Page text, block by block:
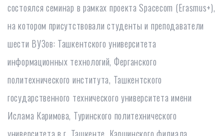
состоялся семинар в рамках проекта Spacecom (Erasmus+),
на котором присутствовали студенты и преподаватели
шести ВУЗов: Ташкентского университета
информационных технологий, Ферганского
политехнического института, Ташкентского
государственного технического университета имени
Ислама Каримова, Туринского политехнического